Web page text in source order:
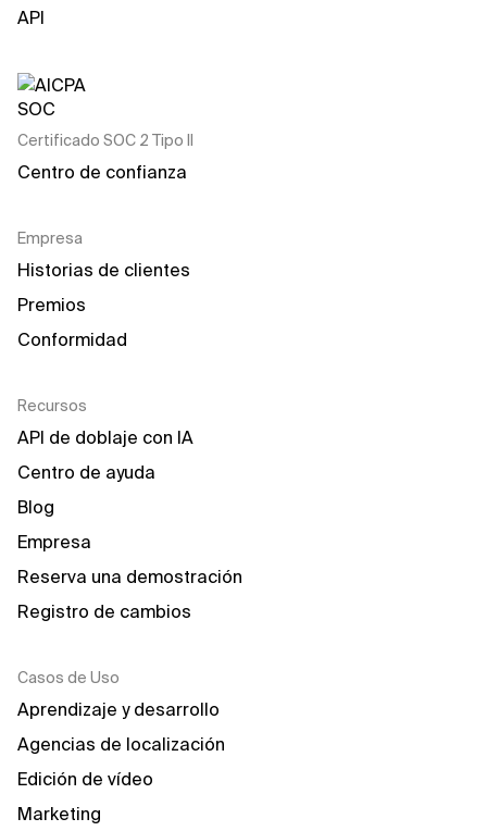
API
Certificado SOC 2 Tipo II
Centro de confianza
Empresa
Historias de clientes
Premios
Conformidad
Recursos
API de doblaje con IA
Centro de ayuda
Blog
Empresa
Reserva una demostración
Registro de cambios
Casos de Uso
Aprendizaje y desarrollo
Agencias de localización
Edición de vídeo
Marketing